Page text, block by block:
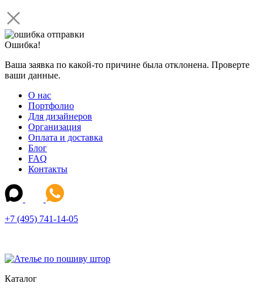
Ошибка!
Ваша заявка по какой-то причине была отклонена. Проверте
ваши данные.
О нас
Портфолио
Для дизайнеров
Организация
Оплата и доставка
Блог
FAQ
Контакты
+7 (495) 741-14-05
Каталог